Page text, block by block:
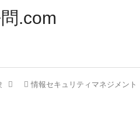
.com
情報セキュリティマネジメント